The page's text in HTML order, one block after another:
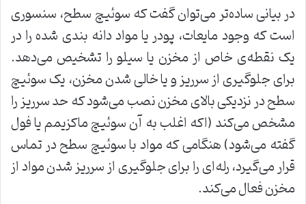
در بیانی ساده‌تر می‌توان گفت که سوئیچ سطح، سنسوری
است که وجود مایعات، پودر یا مواد دانه بندی شده را در
یک نقطه‌ی خاص از مخزن یا سیلو را تشخیص می‌دهد.
برای جلوگیری از سرریز و یا خالی شدن مخزن، یک سوئیچ
سطح در نزدیکی بالای مخزن نصب می‌شود که حد سرریز را
مشخص می‌کند (اکه اغلب به آن سوئیچ ماکزیمم یا فول
گفته می‌شود) هنگامی که مواد با سوئیچ سطح در تماس
قرار می‌گیرد، رله‌ای را برای جلوگیری از سرریز شدن مواد از
مخزن فعال می‌کند.